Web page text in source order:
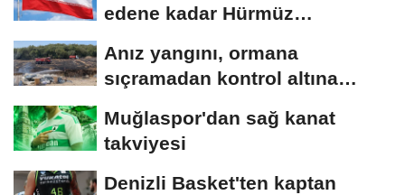
edene kadar Hürmüz
Anız yangını, ormana
sıçramadan kontrol altına
Muğlaspor'dan sağ kanat
takviyesi
Denizli Basket'ten kaptan